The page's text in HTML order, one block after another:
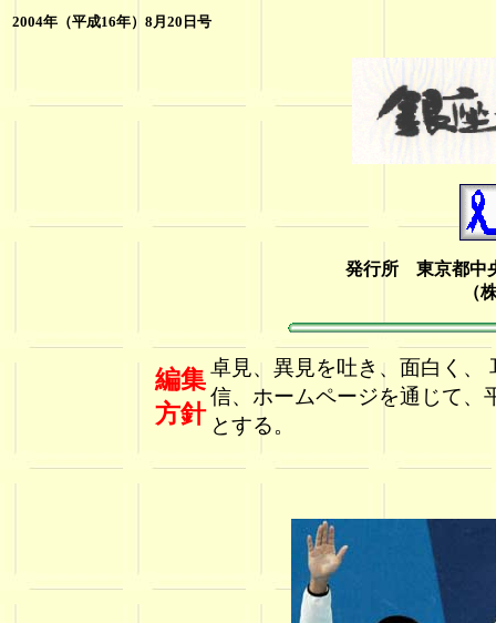
2004年（平成16年）8月20日号
発行所 東京都中
（
編集
方針
卓見、異見を吐き、面白く、
信、ホームページを通じて、
とする。